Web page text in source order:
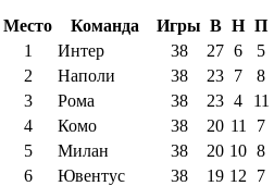
Место Команда Игры В Н П
1
Интер 38 27 6 5
2
Наполи 38 23 7 8
3
Рома 38 23 4 11
4
Комо 38 20 11 7
5
Милан 38 20 10 8
6
Ювентус 38 19 12 7